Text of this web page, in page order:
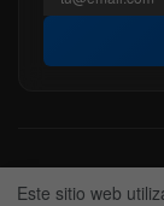
Acerca de nosotros
Este sitio web